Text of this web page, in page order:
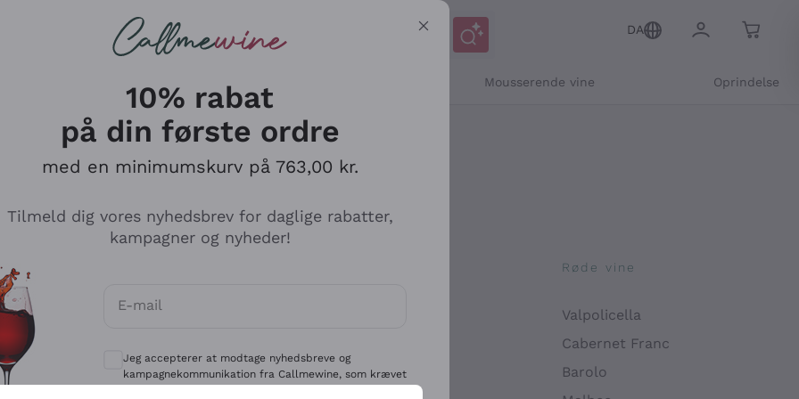
DA
Mousserende vine Oprindelse
Antinori
Ca' del Bosco
Gavi
Røde vine
Valpolicella
Cabernet Franc
Barolo
10% rabat
på din første ordre
med en minimumskurv på 763,00 kr.
Tilmeld dig vores nyhedsbrev for daglige rabatter,
kampagner og nyheder!
E-mail
Valgfrie samtykker for at modtage kommunikation og personlige tilbud
Jeg accepterer at modtage nyhedsbreve og
kampagnekommunikation fra Callmewine, som krævet